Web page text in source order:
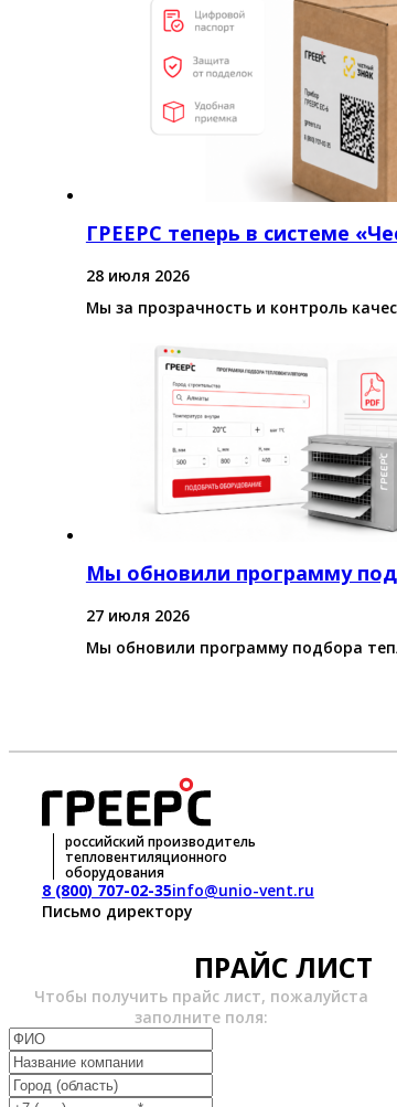
ГРЕЕРС теперь в системе
28 июля 2026
Мы за прозрачность и контроль
Мы обновили программу
27 июля 2026
Мы обновили программу подбора
российский производитель
тепловентиляционного
оборудования
8 (800) 707-02-35info@unio-vent.ru
Письмо директору
ПРАЙС ЛИСТ
Чтобы получить прайс лист, пожалуйста
заполните поля: